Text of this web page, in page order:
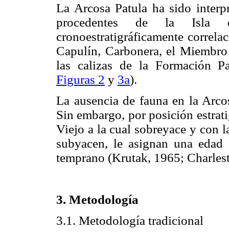
La Arcosa Patula ha sido
procedentes de la Isla
cronoestratigráficamente
Capulín, Carbonera, el
las calizas de la Formación
Figuras 2 y 3a).
La ausencia de fauna en la
Sin embargo, por posición
Viejo a la cual sobreyace y con
subyacen, le asignan una
temprano (Krutak, 1965;
3. Metodología
3.1. Metodología tradicional